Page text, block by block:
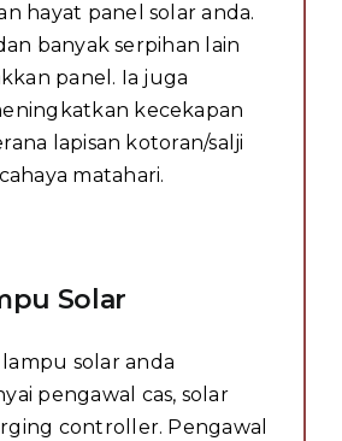
hayat panel solar anda.
banyak serpihan lain
panel. Ia juga
kecekapan
lapisan kotoran/salji
matahari.
Solar
lampu solar anda
pengawal cas, solar
controller. Pengawal